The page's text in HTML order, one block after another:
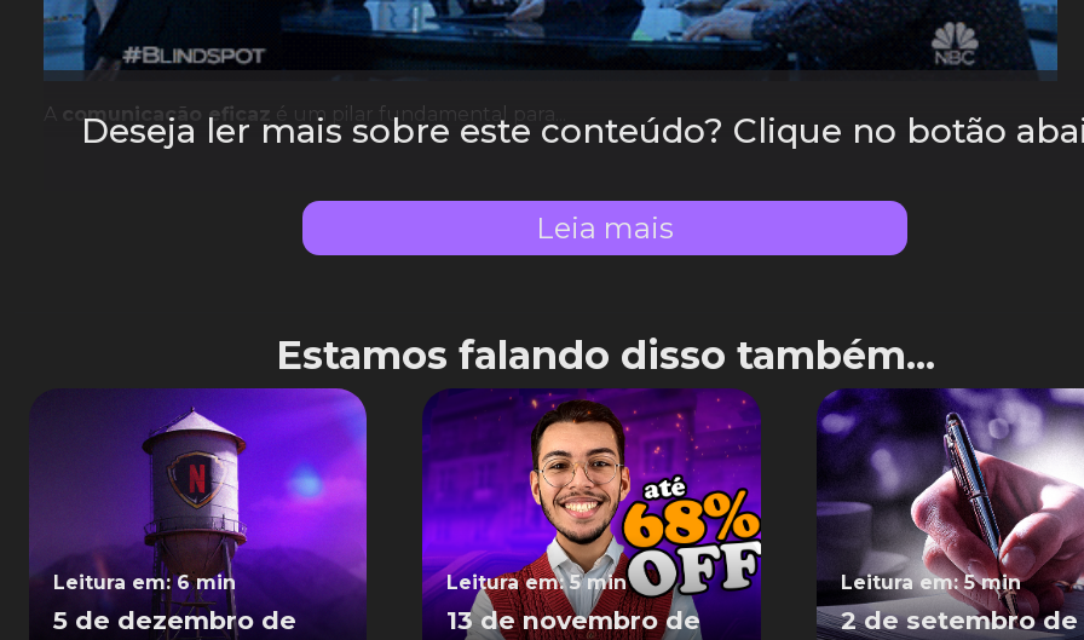
A comunicação eficaz é um pilar fundamental para...
Deseja ler mais sobre este conteúdo? Clique no botão
Leia mais
Estamos falando disso também...
Leitura em: 6 min
5 de dezembro de
Leitura em: 5 min
13 de novembro de
Leitura em: 5 min
2 de setembro de